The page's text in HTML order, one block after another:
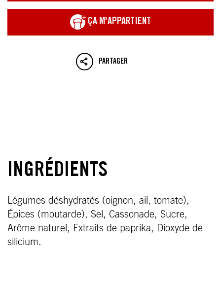
ÇA M'APPARTIENT
PARTAGER
INGRÉDIENTS
Légumes déshydratés (oignon, ail, tomate),
Épices (moutarde), Sel, Cassonade, Sucre,
Arôme naturel, Extraits de paprika, Dioxyde de
silicium.